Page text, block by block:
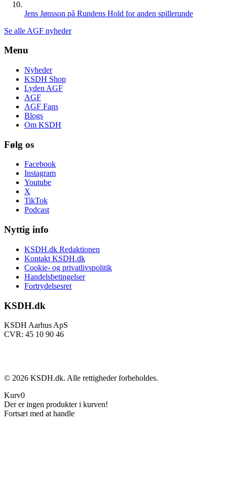
Jens Jønsson på Rundens Hold for anden spillerunde
Se alle AGF nyheder
Menu
Nyheder
KSDH Shop
Lyden AGF
AGF
AGF Fans
Blogs
Om KSDH
Følg os
Facebook
Instagram
Youtube
X
TikTok
Podcast
Nyttig info
KSDH.dk Redaktionen
Kontakt KSDH.dk
Cookie- og privatlivspolitik
Handelsbetingelser
Fortrydelsesret
KSDH.dk
KSDH Aarhus ApS
CVR: 45 10 90 46
© 2026 KSDH.dk. Alle rettigheder forbeholdes.
Kurv0
Der er ingen produkter i kurven!
Fortsæt med at handle